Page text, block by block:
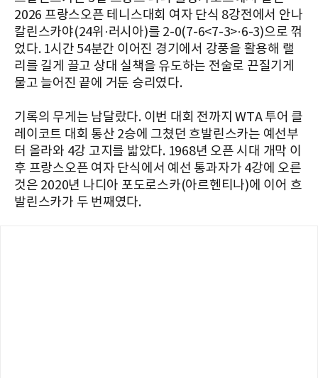
2026 프랑스오픈 테니스대회 여자 단식 8강전에서 안나
칼린스카야(24위·러시아)를 2-0(7-6<7-3>·6-3)으로 꺾
었다. 1시간 54분간 이어진 경기에서 강풍을 활용해 랠
리를 길게 끌고 상대 실책을 유도하는 전술로 끈질기게
물고 늘어진 끝에 거둔 승리였다.
기록의 무게는 남달랐다. 이번 대회 전까지 WTA 투어 클
레이코트 대회 통산 2승에 그쳤던 흐발린스카는 예선부
터 올라와 4강 고지를 밟았다. 1968년 오픈 시대 개막 이
후 프랑스오픈 여자 단식에서 예선 통과자가 4강에 오른
것은 2020년 나디아 포도로스카(아르헨티나)에 이어 흐
발린스카가 두 번째였다.